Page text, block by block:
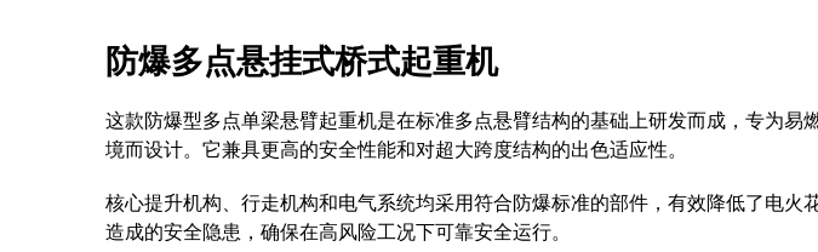
防爆多点悬挂式桥式起重机
这款防爆型多点单梁悬臂起重机是在标准多点悬臂结构的基础上研发而成，专为易
境而设计。它兼具更高的安全性能和对超大跨度结构的出色适应性。
核心提升机构、行走机构和电气系统均采用符合防爆标准的部件，有效降低了电火
造成的安全隐患，确保在高风险工况下可靠安全运行。